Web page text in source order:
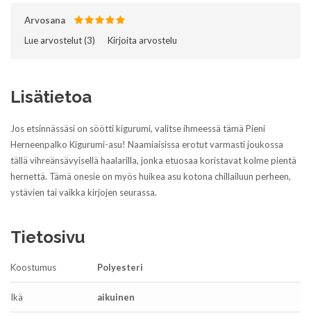
Arvosana
Lue arvostelut (3)‎ Kirjoita arvostelu
Lisätietoa
Jos etsinnässäsi on söötti kigurumi, valitse ihmeessä tämä Pieni
Herneenpalko Kigurumi-asu! Naamiaisissa erotut varmasti joukossa
tällä vihreänsävyisellä haalarilla, jonka etuosaa koristavat kolme pientä
hernettä. Tämä onesie on myös huikea asu kotona chillailuun perheen,
ystävien tai vaikka kirjojen seurassa.
Tietosivu
Koostumus Polyesteri
Ikä aikuinen